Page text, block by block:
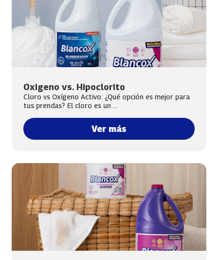
Oxigeno vs. Hipoclorito
Cloro vs Oxígeno Activo: ¿Qué opción es mejor para
tus prendas? El cloro es un ...
Ver más